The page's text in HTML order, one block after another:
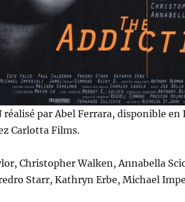
réalisé par Abel Ferrara, disponible en
Carlotta Films.
Christopher Walken, Annabella
Starr, Kathryn Erbe, Michael